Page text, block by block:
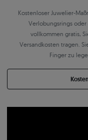
Kostenloser Juwelier-
Verlobungsrings oder
vollkommen gratis,
Versandkosten tragen.
Finger zu